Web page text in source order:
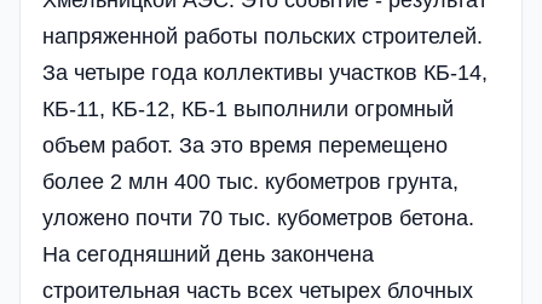
напряженной работы польских строителей.
За четыре года коллективы участков КБ-14,
КБ-11, КБ-12, КБ-1 выполнили огромный
объем работ. За это время перемещено
более 2 млн 400 тыс. кубометров грунта,
уложено почти 70 тыс. кубометров бетона.
На сегодняшний день закончена
строительная часть всех четырех блочных